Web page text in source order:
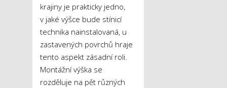
krajiny je prakticky jedno,
v jaké výšce bude stínicí
technika nainstalovaná, u
zastavených povrchů hraje
tento aspekt zásadní roli.
Montážní výška se
rozděluje na pět různých